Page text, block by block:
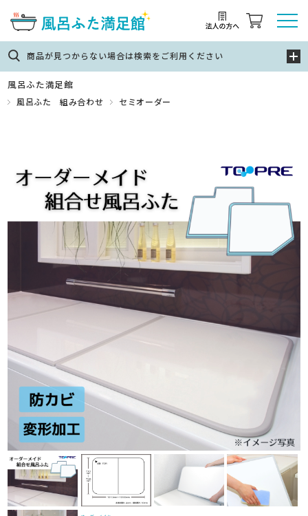
商品が見つからない場合は検索をご利用ください
風呂ふた満足館
風呂ふた 組み合わせ セミオーダー